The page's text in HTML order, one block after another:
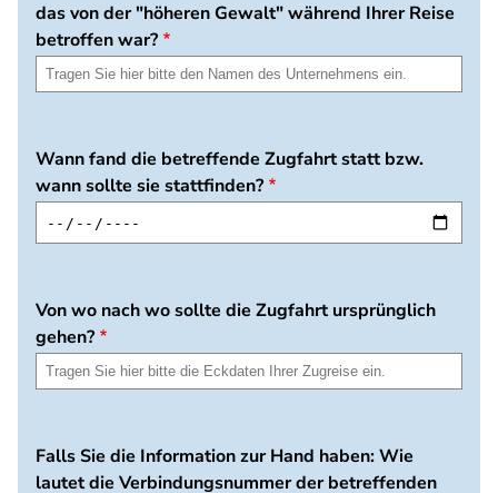
das von der "höheren Gewalt" während Ihrer Reise
betroffen war?
Wann fand die betreffende Zugfahrt statt bzw.
wann sollte sie stattfinden?
Von wo nach wo sollte die Zugfahrt ursprünglich
gehen?
Falls Sie die Information zur Hand haben: Wie
lautet die Verbindungsnummer der betreffenden